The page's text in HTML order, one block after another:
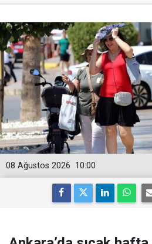
10:00
08 Ağustos 2026